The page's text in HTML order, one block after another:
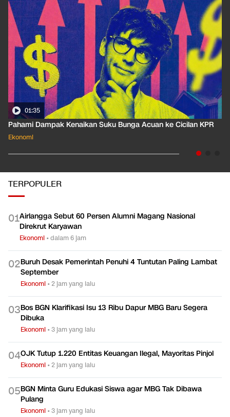
01:35
Pahami Dampak Kenaikan Suku Bunga Acuan ke Cicilan KPR
Ekonomi
TERPOPULER
01Airlangga Sebut 60 Persen Alumni Magang Nasional
Direkrut Karyawan
Ekonomi •dalam 6 jam
02Buruh Desak Pemerintah Penuhi 4 Tuntutan Paling Lambat
September
Ekonomi •2 jam yang lalu
03Bos BGN Klarifikasi Isu 13 Ribu Dapur MBG Baru Segera
Dibuka
Ekonomi •3 jam yang lalu
04OJK Tutup 1.220 Entitas Keuangan Ilegal, Mayoritas Pinjol
Ekonomi •2 jam yang lalu
05BGN Minta Guru Edukasi Siswa agar MBG Tak Dibawa
Pulang
Ekonomi •3 jam yang lalu